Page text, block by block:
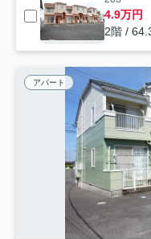
4.9万円
2階 /
アパート